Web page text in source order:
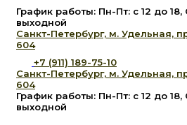
График работы: Пн-Пт: с 12 до 18,
выходной
Санкт-Петербург, м. Удельная,
604
+7 (911) 189-75-10
Санкт-Петербург, м. Удельная,
604
График работы: Пн-Пт: с 12 до 18,
выходной